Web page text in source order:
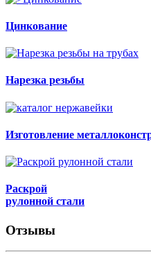
Цинкование
Нарезка резьбы
Изготовление
Раскрой
рулонной стали
Отзывы